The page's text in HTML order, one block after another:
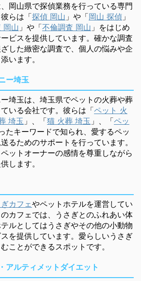
岡山県で探偵業務を行っている専門
らは「探偵 岡山 」や「岡山 探偵 」
岡山 」や「不倫調査 岡山 」をはじめ
ビスを提供しています。確かな調査
した緻密な調査で、個人の悩みや企
います。
ー埼玉
埼玉は、埼玉県でペットの火葬や葬
いる会社です。彼らは「ペット 火
埼玉 」、「猫 火葬 埼玉 」、「ペッ
たキーワードで知られ、愛するペッ
るためのサポートを行っています。
ットオーナーの感情を尊重しながら
します。
カフェやペットホテルを運営してい
カフェでは、うさぎとのふれあい体
ルとしてはうさぎやその他の小動物
を提供しています。愛らしいうさぎ
ことができるスポットです。
アルティメットダイエット